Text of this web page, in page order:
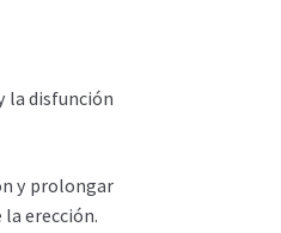
la disfunción
y prolongar
erección.